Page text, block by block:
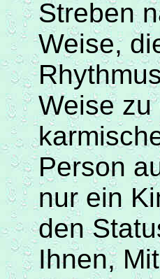
Streben
Weise,
Weise zu
Person
nur ein
den
Ihnen,